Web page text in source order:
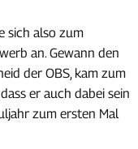
sich also zum
an. Gewann den
der OBS, kam zum
er auch dabei sein
zum ersten Mal